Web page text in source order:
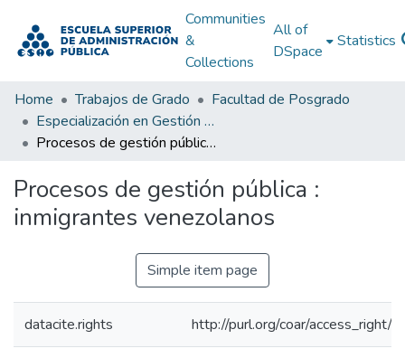
Communities
&
Collections
All of
DSpace
Statistics
Home Trabajos de Grado
Facultad de Posgrado
Especialización en Gestión Pública
Procesos de gestión pública : inmigrantes venezolanos
Procesos de gestión pública :
inmigrantes venezolanos
Simple item page
datacite.rights http://purl.org/coar/access_right/